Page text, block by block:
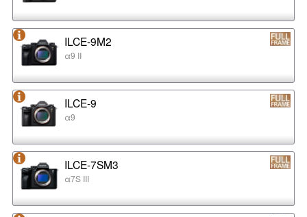
ILCE-9M2
α9 II
ILCE-9
α9
ILCE-7SM3
α7S III